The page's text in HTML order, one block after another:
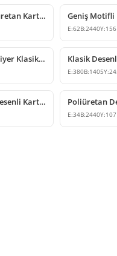
Klasik Desenli Poliüretan Kartonpiyer Tavan Dekoru
E:62B:2440Y:156
Poliüretan Kartonpiyer Klasik Tavan Profili
E:380B:1405Y:
Poliüretan Klasik Desenli Kartonpiyer Tavan Profili
E:34B:2440Y:107